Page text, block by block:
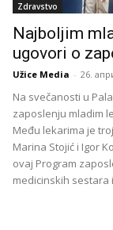
Zdravstvo
Najboljim
ugovori o
Užice Media - 26.
Na svečanosti u
zaposlenju mladim
Među lekarima je
Marina Stojić i Igor
ovaj Program
medicinskih sestara